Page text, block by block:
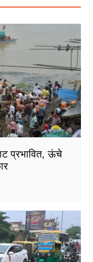
प्रभावित, ऊंचे